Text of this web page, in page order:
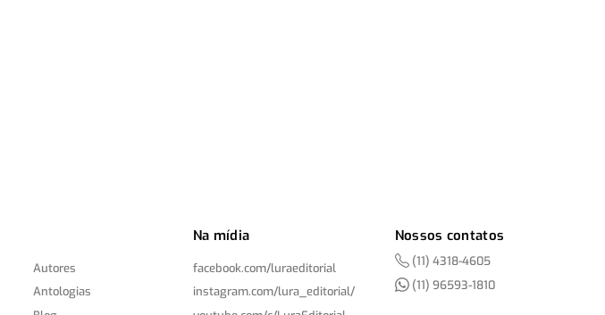
Autores
Antologias
Na mídia
facebook.com/luraeditorial
instagram.com/lura_editorial/
Nossos contatos
(11) 4318-4605
(11) 96593-1810